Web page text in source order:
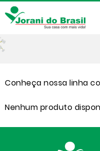
Conheça nossa linha
Nenhum produto